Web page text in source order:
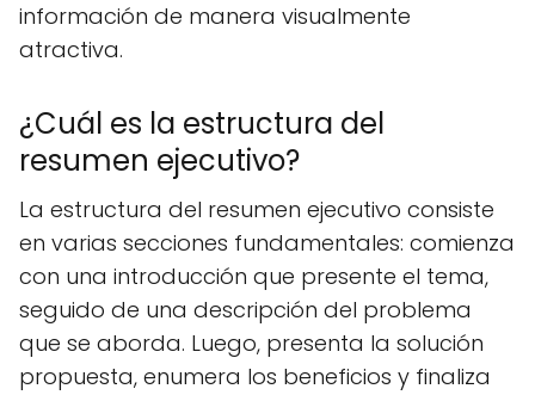
información de manera visualmente
atractiva.
¿Cuál es la estructura del
resumen ejecutivo?
La estructura del resumen ejecutivo consiste
en varias secciones fundamentales: comienza
con una introducción que presente el tema,
seguido de una descripción del problema
que se aborda. Luego, presenta la solución
propuesta, enumera los beneficios y finaliza